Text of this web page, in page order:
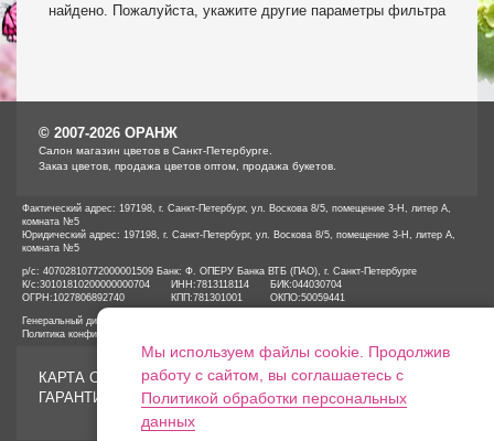
найдено. Пожалуйста, укажите другие параметры фильтра
© 2007-2026 ОРАНЖ
Cалон магазин цветов в Санкт-Петербурге.
Заказ цветов, продажа цветов оптом, продажа букетов.
Фактический адрес: 197198, г. Санкт-Петербург, ул. Воскова 8/5, помещение 3-Н, литер А,
комната №5
Юридический адрес: 197198, г. Санкт-Петербург, ул. Воскова 8/5, помещение 3-Н, литер А,
комната №5
р/с: 40702810772000001509 Банк: Ф. ОПЕРУ Банка ВТБ (ПАО), г. Санкт-Петербурге
К/с:30101810200000000704 ИНН:7813118114 БИК:044030704
ОГРН: 1027806892740 КПП:781301001 ОКПО:50059441
Генеральный директор ООО «ОРАНЖ» Иванов А.Е.
Политика конфиденциальности
КАРТА САЙТА
ГАРАНТИИ
Мы используем файлы cookie. Продолжив
работу с сайтом, вы соглашаетесь с
Политикой обработки персональных
данных